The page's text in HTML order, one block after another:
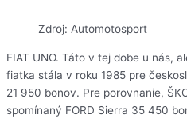
Zdroj: Automotosport
FIAT UNO. Táto v tej dobe u nás,
fiatka stála v roku 1985 pre
21 950 bonov. Pre porovnanie,
spomínaný FORD Sierra 35 450